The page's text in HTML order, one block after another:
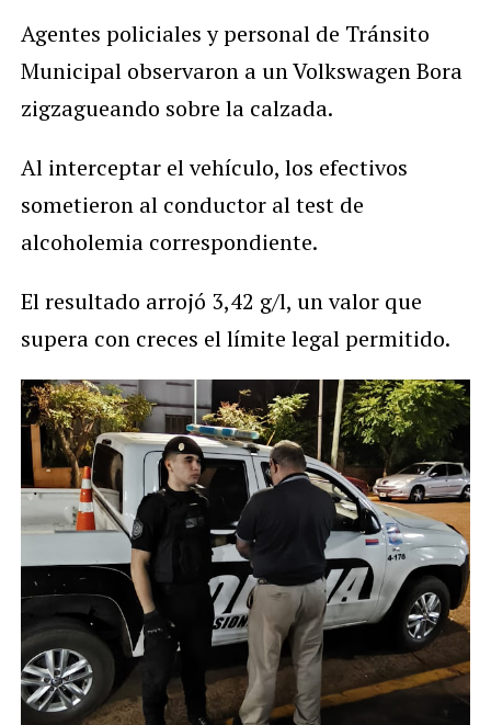
Agentes policiales y personal de Tránsito
Municipal observaron a un Volkswagen Bora
zigzagueando sobre la calzada.
Al interceptar el vehículo, los efectivos
sometieron al conductor al test de
alcoholemia correspondiente.
El resultado arrojó 3,42 g/l, un valor que
supera con creces el límite legal permitido.